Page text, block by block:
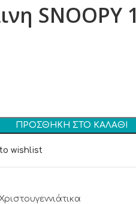
SNOOPY 1
ΠΡΟΣΘΉΚΗ ΣΤΟ ΚΑΛΆΘΙ
wishlist